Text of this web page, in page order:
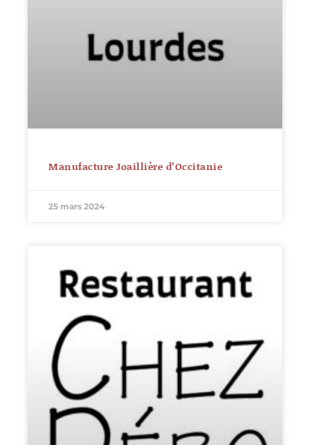
Manufacture Joaillière d’Occitanie
25 mars 2024